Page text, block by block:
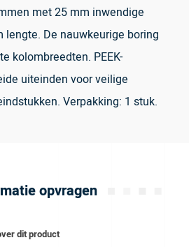
met 25 mm inwendige
lengte. De nauwkeurige boring
kolombreedten. PEEK-
uiteinden voor veilige
Verpakking: 1 stuk.
opvragen
dit product